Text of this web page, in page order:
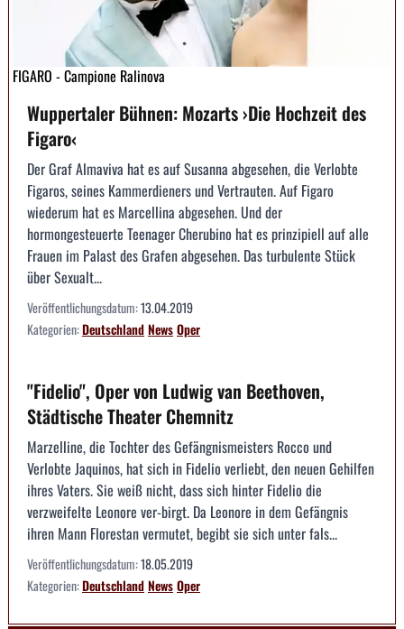
FIGARO - Campione Ralinova
Wuppertaler Bühnen: Mozarts ›Die Hochzeit des
Figaro‹
Der Graf Almaviva hat es auf Susanna abgesehen, die Verlobte
Figaros, seines Kammerdieners und Vertrauten. Auf Figaro
wiederum hat es Marcellina abgesehen. Und der
hormongesteuerte Teenager Cherubino hat es prinzipiell auf alle
Frauen im Palast des Grafen abgesehen. Das turbulente Stück
über Sexualt...
Veröffentlichungsdatum:13.04.2019
Kategorien:DeutschlandNewsOper
"Fidelio", Oper von Ludwig van Beethoven,
Städtische Theater Chemnitz
Marzelline, die Tochter des Gefängnismeisters Rocco und
Verlobte Jaquinos, hat sich in Fidelio verliebt, den neuen Gehilfen
ihres Vaters. Sie weiß nicht, dass sich hinter Fidelio die
verzweifelte Leonore ver-birgt. Da Leonore in dem Gefängnis
ihren Mann Florestan vermutet, begibt sie sich unter fals...
Veröffentlichungsdatum:18.05.2019
Kategorien:DeutschlandNewsOper